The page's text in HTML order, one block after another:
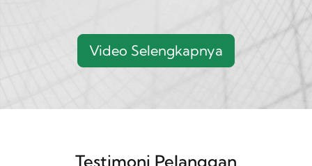
Video Selengkapnya
Testimoni Pelanggan